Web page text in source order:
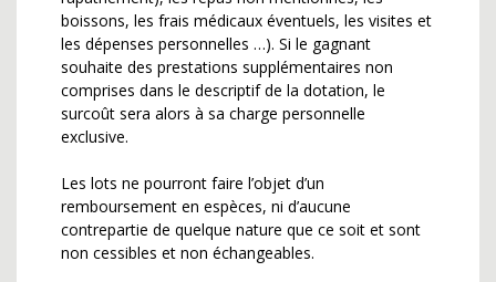
boissons, les frais médicaux éventuels, les visites et
les dépenses personnelles …). Si le gagnant
souhaite des prestations supplémentaires non
comprises dans le descriptif de la dotation, le
surcoût sera alors à sa charge personnelle
exclusive.
Les lots ne pourront faire l’objet d’un
remboursement en espèces, ni d’aucune
contrepartie de quelque nature que ce soit et sont
non cessibles et non échangeables.